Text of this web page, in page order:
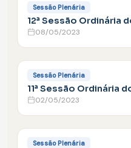
FACEBOOK
Sessão Plenária
12ª Sessão Ordinária
08/05/2023
FACEBOOK
Sessão Plenária
11ª Sessão Ordinária
02/05/2023
FACEBOOK
Sessão Plenária